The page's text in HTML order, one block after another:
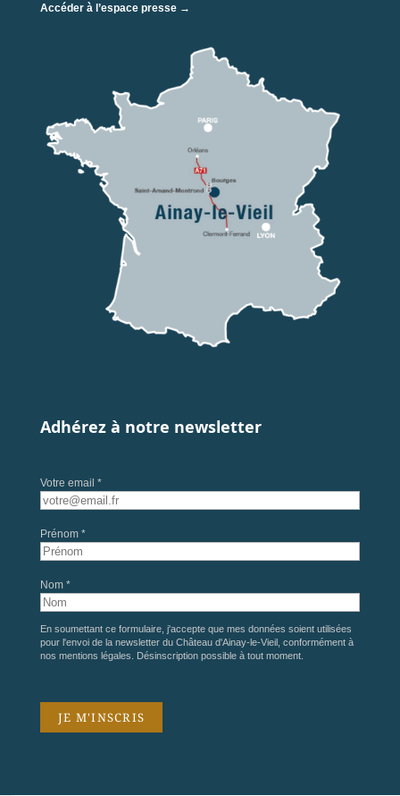
Accéder à l’espace presse →
Adhérez à notre newsletter
Votre email *
Prénom *
Nom *
En soumettant ce formulaire, j'accepte que mes données soient utilisées
pour l'envoi de la newsletter du Château d'Ainay-le-Vieil, conformément à
nos mentions légales . Désinscription possible à tout moment.